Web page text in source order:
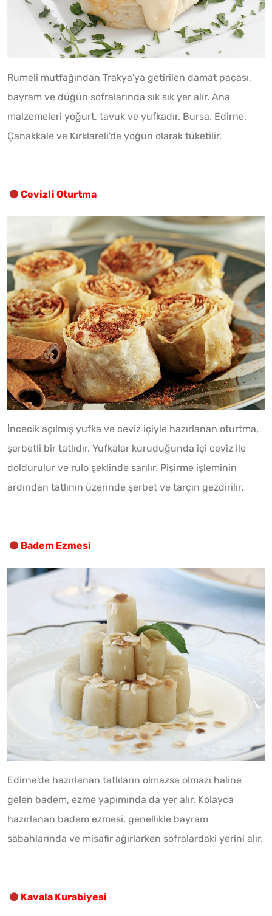
Rumeli mutfağından Trakya'ya getirilen damat paçası,
bayram ve düğün sofralarında sık sık yer alır. Ana
malzemeleri yoğurt, tavuk ve yufkadır. Bursa, Edirne,
Çanakkale ve Kırklareli'de yoğun olarak tüketilir.
Cevizli Oturtma
İncecik açılmış yufka ve ceviz içiyle hazırlanan oturtma,
şerbetli bir tatlıdır. Yufkalar kuruduğunda içi ceviz ile
doldurulur ve rulo şeklinde sarılır. Pişirme işleminin
ardından tatlının üzerinde şerbet ve tarçın gezdirilir.
Badem Ezmesi
Edirne'de hazırlanan tatlıların olmazsa olmazı haline
gelen badem, ezme yapımında da yer alır. Kolayca
hazırlanan badem ezmesi, genellikle bayram
sabahlarında ve misafir ağırlarken sofralardaki yerini alır.
Kavala Kurabiyesi